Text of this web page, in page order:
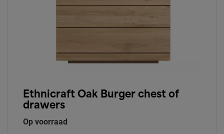
Ethnicraft Oak Burger chest of
drawers
Op voorraad